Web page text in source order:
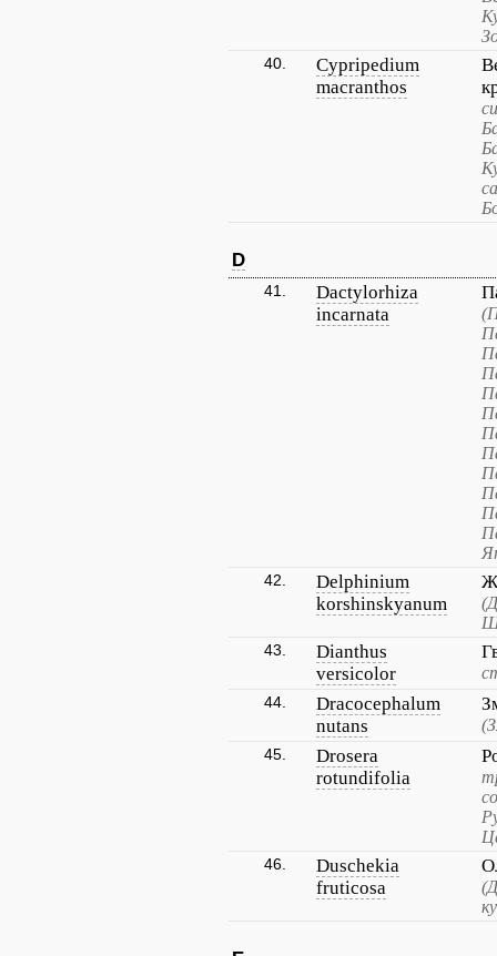
40.
Cypripedium
macranthos
D
41.
Dactylorhiza
incarnata
42.
Delphinium
korshinskyanum
43.
Dianthus
versicolor
44.
Dracocephalum
nutans
45.
Drosera
rotundifolia
46.
Duschekia
fruticosa